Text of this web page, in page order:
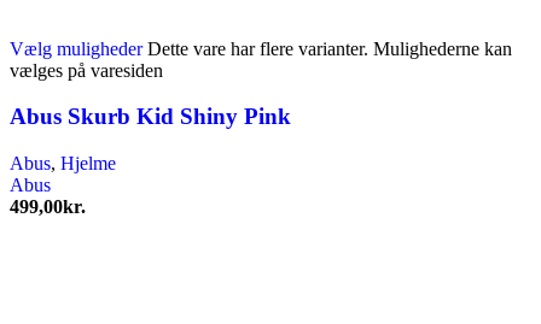
Vælg muligheder Dette vare har flere varianter. Mulighederne kan
vælges på varesiden
Abus Skurb Kid Shiny Pink
Abus, Hjelme
Abus
499,00kr.